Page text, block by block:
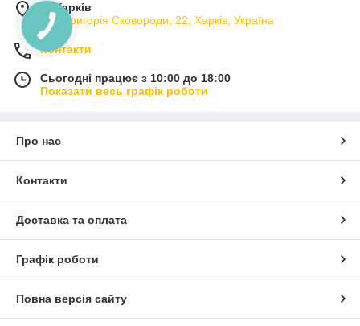
м. Харків
вул. Григорія Сковороди, 22, Харків, Україна
Контакти
Сьогодні працює з 10:00 до 18:00
Показати весь графік роботи
Про нас
Контакти
Доставка та оплата
Графік роботи
Повна версія сайту